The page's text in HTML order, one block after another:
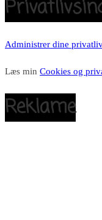
Administrer dine
Læs min Cookies og
Reklame